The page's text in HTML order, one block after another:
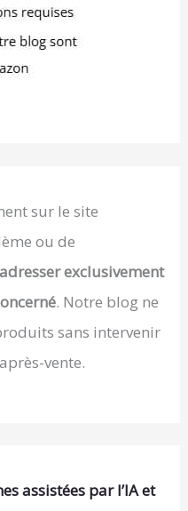
sur le site
ou de
adresser exclusivement
. Notre blog ne
sans intervenir
vente.
assistées par l’IA et